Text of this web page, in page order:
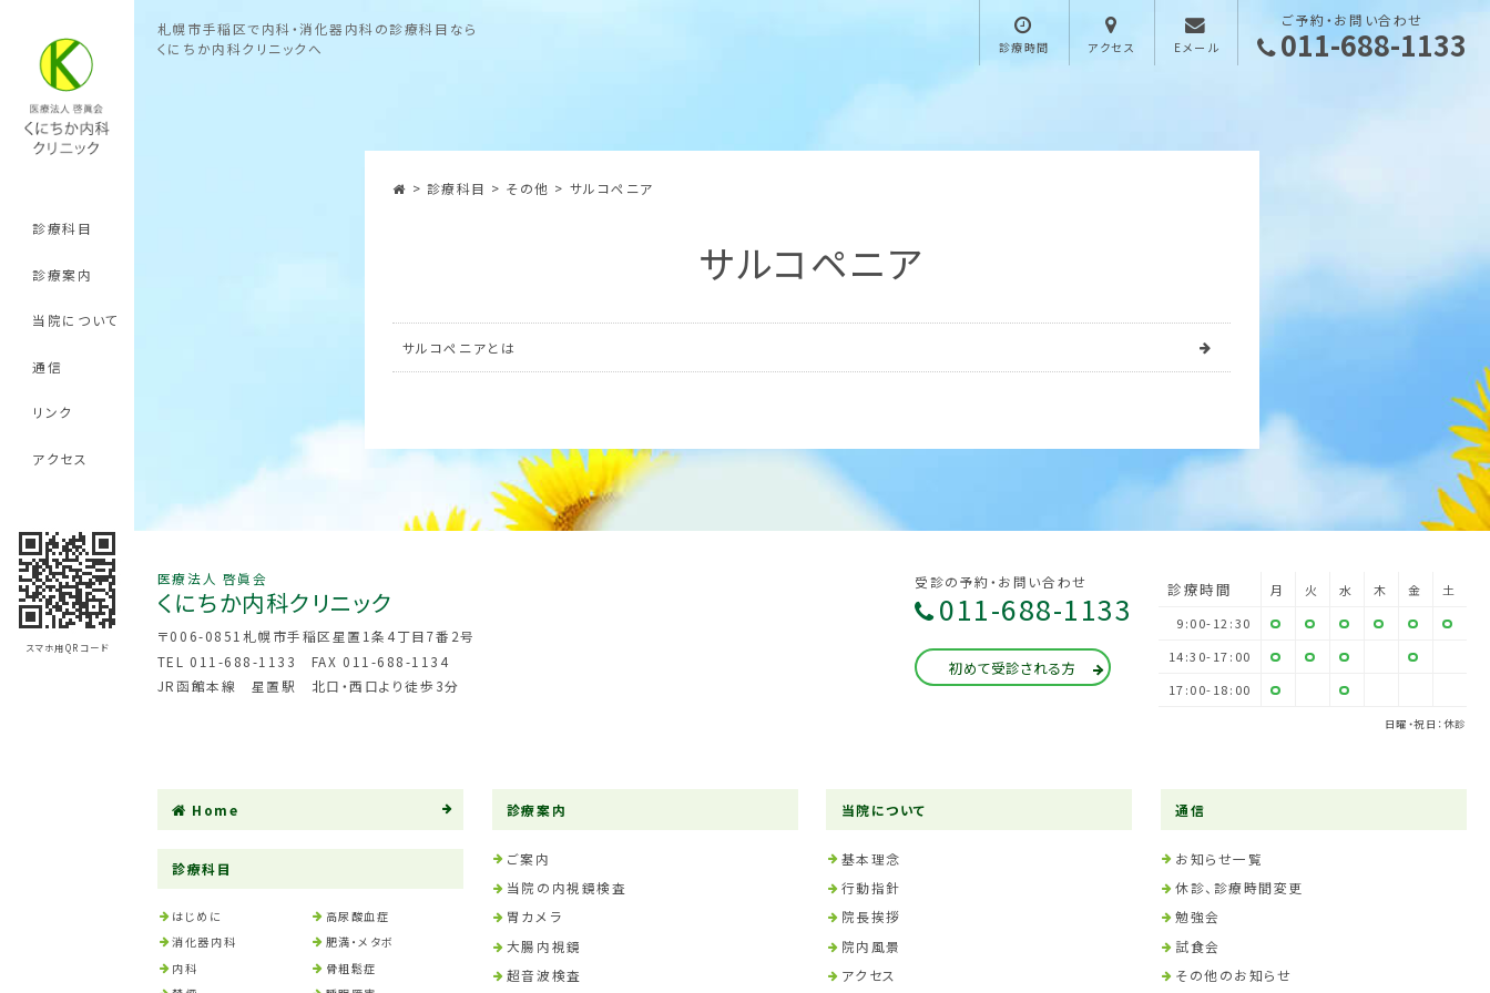
診療科目
診療案内
当院について
通信
リンク
アクセス
スマホ用QRコード
札幌市手稲区で内科・消化器内科の診療科目なら
くにちか内科クリニックへ
診療時間 アクセス Eメール
ご予約・お問い合わせ
011-688-1133
> 診療科目 > その他 > サルコペニア
サルコペニア
サルコペニアとは
医療法人 啓眞会
くにちか内科クリニック
〒006-0851札幌市手稲区星置1条4丁目7番2号
TEL 011-688-1133 FAX 011-688-1134
JR函館本線 星置駅 北口・西口より徒歩3分
受診の予約・お問い合わせ
011-688-1133
初めて受診される方
診療時間 月 火 水 木 金
土
9:00-12:30
14:30-17:00
17:00-18:00
日曜・祝日：休診
Home
診療科目
はじめに
高尿酸血症
消化器内科
肥満・メタボ
内科
骨粗鬆症
診療案内
ご案内
当院の内視鏡検査
胃カメラ
大腸内視鏡
超音波検査
当院について
基本理念
行動指針
院長挨拶
院内風景
アクセス
通信
お知らせ一覧
休診、診療時間変更
勉強会
試食会
その他のお知らせ